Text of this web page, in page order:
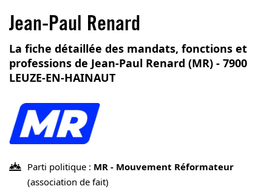
Jean-Paul Renard
La fiche détaillée des mandats, fonctions et
professions de Jean-Paul Renard (MR) - 7900
LEUZE-EN-HAINAUT
Parti politique : MR - Mouvement Réformateur
(association de fait)